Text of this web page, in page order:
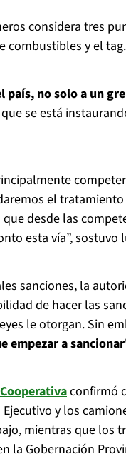
considera tres
combustibles y el tag.
país, no solo a un
se está
el
desde las
esta vía”, sostuvo
sanciones, la
de hacer las
le otorgan. Sin
empezar a
Cooperativaconfirmó
y los
mientras que los
la Gobernación